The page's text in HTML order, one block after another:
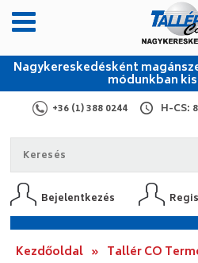
Nagykereskedésként
módunkban
+36 (1) 388 0244 H-CS:
Bejelentkezés
Kezdőoldal » Tallér CO